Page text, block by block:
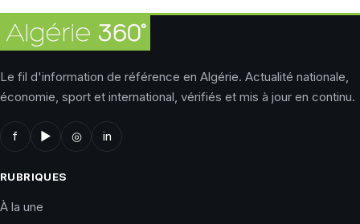
Le fil d'information de référence en Algérie. Actualité nationale,
économie, sport et international, vérifiés et mis à jour en continu.
f ▶ ◎ in
RUBRIQUES
À la une